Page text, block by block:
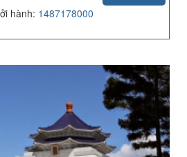
hành: 1487178000